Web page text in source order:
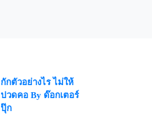
กักตัวอย่างไร ไม่ให้
ปวดคอ By ด๊อกเตอร์
ปุ๊ก